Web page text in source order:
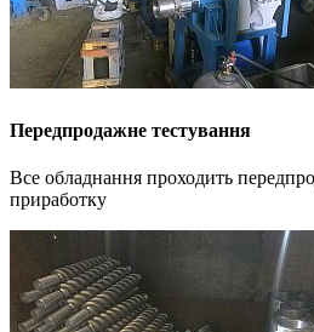
Передпродажне тестування
Все обладнання проходить
приработку